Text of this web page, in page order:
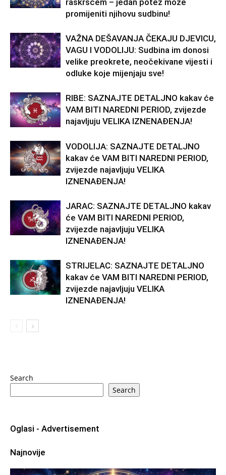
raskršćem – jedan potez može
promijeniti njihovu sudbinu!
VAŽNA DEŠAVANJA ČEKAJU DJEVICU,
VAGU I VODOLIJU: Sudbina im donosi
velike preokrete, neočekivane vijesti i
odluke koje mijenjaju sve!
RIBE: SAZNAJTE DETALJNO kakav će
VAM BITI NAREDNI PERIOD, zvijezde
najavljuju VELIKA IZNENAĐENJA!
VODOLIJA: SAZNAJTE DETALJNO
kakav će VAM BITI NAREDNI PERIOD,
zvijezde najavljuju VELIKA
IZNENAĐENJA!
JARAC: SAZNAJTE DETALJNO kakav
će VAM BITI NAREDNI PERIOD,
zvijezde najavljuju VELIKA
IZNENAĐENJA!
STRIJELAC: SAZNAJTE DETALJNO
kakav će VAM BITI NAREDNI PERIOD,
zvijezde najavljuju VELIKA
IZNENAĐENJA!
Search
Search
Oglasi - Advertisement
Najnovije